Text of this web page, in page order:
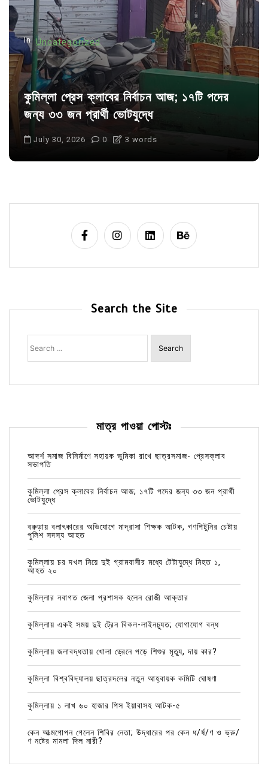
o
n
In Uncategorized
কুমিল্লা প্রেস ক্লাবের নির্বাচন আজ; ১৭টি পদের
জন্য ৩৩ জন প্রার্থী ভোটযুদ্ধে
July 30, 2026 0 3 words
Search the Site
Search
for:
মাত্র পাওয়া পোস্টঃ
আদর্শ সমাজ বিনির্মাণে সহায়ক ভুমিকা রাখে ছাত্রসমাজ- প্রেসক্লাব
সভাপতি
কুমিল্লা প্রেস ক্লাবের নির্বাচন আজ; ১৭টি পদের জন্য ৩৩ জন প্রার্থী
ভোটযুদ্ধে
বরুড়ায় বলাৎকারের অভিযোগে মাদ্রাসা শিক্ষক আটক, গণপিটুনির চেষ্টায়
পুলিশ সদস্য আহত
কুমিল্লায় চর দখল নিয়ে দুই গ্রামবাসীর মধ্যে টেটাযুদ্ধে নিহত ১,
আহত ২০
কুমিল্লার নবাগত জেলা প্রশাসক হলেন রোজী আক্তার
কুমিল্লায় একই সময় দুই ট্রেন বিকল-লাইনচ্যুত; যোগাযোগ বন্ধ
কুমিল্লায় জলাবদ্ধতায় খোলা ড্রেনে পড়ে শিশুর মৃত্যু, দায় কার?
কুমিল্লা বিশ্ববিদ্যালয় ছাত্রদলের নতুন আহ্বায়ক কমিটি ঘোষণা
কুমিল্লায় ১ লাখ ৬০ হাজার পিস ইয়াবাসহ আটক-৫
কেন আত্মগোপন গেলেন শিবির নেতা; উদ্ধারের পর কেন ধ/র্ষ/ণ ও ভ্রু/
ণ নষ্টের মামলা দিল নারী?